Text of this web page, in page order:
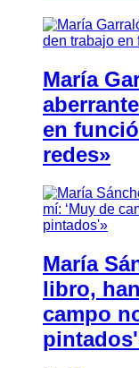
María
en
redes»
María
libro,
campo